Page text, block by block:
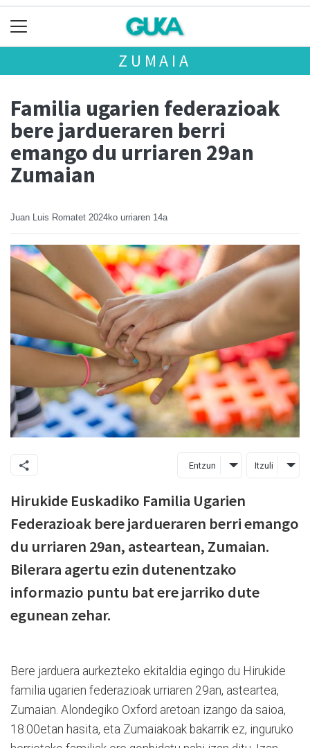
ZUMAIA
Familia ugarien federazioak
bere jardueraren berri
emango du urriaren 29an
Zumaian
Juan Luis Romatet 2024ko urriaren 14a
Entzun Itzuli
Hirukide Euskadiko Familia Ugarien
Federazioak bere jardueraren berri emango
du urriaren 29an, asteartean, Zumaian.
Bilerara agertu ezin dutenentzako
informazio puntu bat ere jarriko dute
egunean zehar.
Bere jarduera aurkezteko ekitaldia egingo du Hirukide
familia ugarien federazioak urriaren 29an, asteartea,
Zumaian. Alondegiko Oxford aretoan izango da saioa,
18:00etan hasita, eta Zumaiakoak bakarrik ez, inguruko